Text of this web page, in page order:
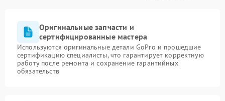
Оригинальные запчасти и
сертифицированные мастера
Используются оригинальные детали GoPro и прошедшие
сертификацию специалисты, что гарантирует корректную
работу после ремонта и сохранение гарантийных
обязательств